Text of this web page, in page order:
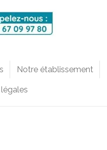
Notre établissement